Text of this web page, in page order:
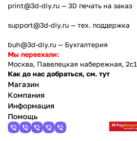
print@3d-diy.ru — 3D печать на заказ
support@3d-diy.ru — тех. поддержка
buh@3d-diy.ru — Бухгалтерия
Мы переехали:
Москва, Павелецкая набережная, 2с1
Как до нас добраться, см. тут
Магазин
Компания
Информация
Помощь